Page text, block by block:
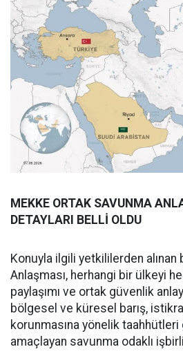
MEKKE ORTAK SAVUNMA
DETAYLARI BELLİ OLDU
Konuyla ilgili yetkililerden
Anlaşması, herhangi bir ülkeyi
paylaşımı ve ortak güvenlik
bölgesel ve küresel barış,
korunmasına yönelik
amaçlayan savunma odaklı